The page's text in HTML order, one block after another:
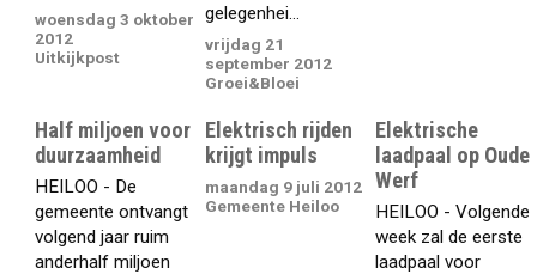
woensdag 3 oktober
2012
Uitkijkpost
gelegenhei...
vrijdag 21
september 2012
Groei&Bloei
Half miljoen voor
duurzaamheid
HEILOO - De
gemeente ontvangt
volgend jaar ruim
anderhalf miljoen
Elektrisch rijden
krijgt impuls
maandag 9 juli 2012
Gemeente Heiloo
Elektrische
laadpaal op Oude
Werf
HEILOO - Volgende
week zal de eerste
laadpaal voor